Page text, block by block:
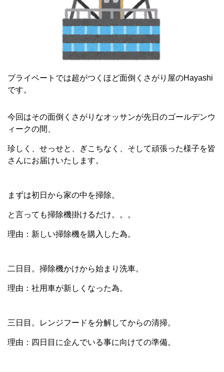
プライベートでは超がつくほど面倒くさがり屋のHayashi
です。
今回はその面倒くさがりなオッサンが先日のゴールデンウ
ィークの間、
珍しく、せっせと、ぎこちなく、そして頑張った様子を皆
さんにお届けいたします。
まずは初日から家の中を掃除。
と言っても掃除機掛けるだけ。。。
理由：新しい掃除機を購入した為。
二日目。掃除機かけから始まり洗車。
理由：社用車が新しくなった為。
三日目。レンジフードを分解してからの清掃。
理由：四日目に企んでいる事に向けての準備。